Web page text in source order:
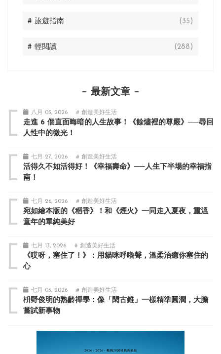
# 旅遊指南 (35)
# 輕閱讀 (288)
最新文章
八月 05, 2026 # 創造美好生活
走進 6 個直面晦暗的人生故事！《餘燼裡的尊嚴》──尋回
人性中的微光！
七月 27, 2026 # 創造美好生活
活得久不如活得好！《幸福壽命》──人生下半場的幸福指
南！
七月 26, 2026 # 創造美好生活
宛如繪本版的《稻香》！和《煙火》一同走入夏夜，重溫
童年的單純美好
七月 13, 2026 # 創造美好生活
《哎呀，塞住了！》：用貓咪呼嚕聲，溫柔治癒你塞住的
心
七月 05, 2026 # 創造美好生活
枡野俊明的熟齡禪學：像「閑古錐」一樣精準圓潤，大膽
嘗試新事物